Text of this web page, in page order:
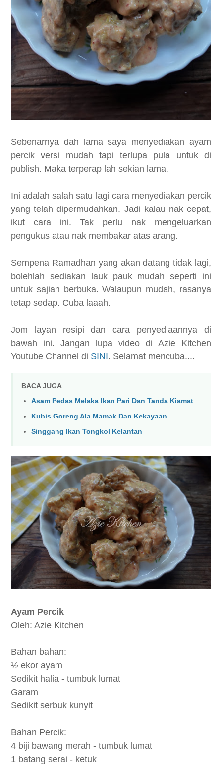
Sebenarnya dah lama saya menyediakan ayam
percik versi mudah tapi terlupa pula untuk di
publish. Maka terperap lah sekian lama.
Ini adalah salah satu lagi cara menyediakan percik
yang telah dipermudahkan. Jadi kalau nak cepat,
ikut cara ini. Tak perlu nak mengeluarkan
pengukus atau nak membakar atas arang.
Sempena Ramadhan yang akan datang tidak lagi,
bolehlah sediakan lauk pauk mudah seperti ini
untuk sajian berbuka. Walaupun mudah, rasanya
tetap sedap. Cuba laaah.
Jom layan resipi dan cara penyediaannya di
bawah ini. Jangan lupa video di Azie Kitchen
Youtube Channel di SINI. Selamat mencuba....
BACA JUGA
Asam Pedas Melaka Ikan Pari Dan Tanda Kiamat
Kubis Goreng Ala Mamak Dan Kekayaan
Singgang Ikan Tongkol Kelantan
Ayam Percik
Oleh: Azie Kitchen
Bahan bahan:
½ ekor ayam
Sedikit halia - tumbuk lumat
Garam
Sedikit serbuk kunyit
Bahan Percik:
4 biji bawang merah - tumbuk lumat
1 batang serai - ketuk